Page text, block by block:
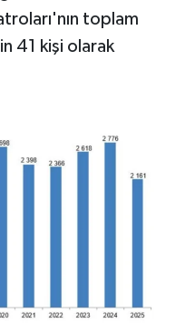
toplam
41 kişi olarak